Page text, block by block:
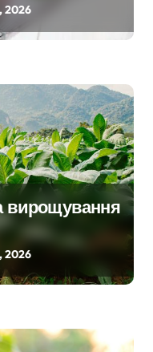
2026
вирощування
2026